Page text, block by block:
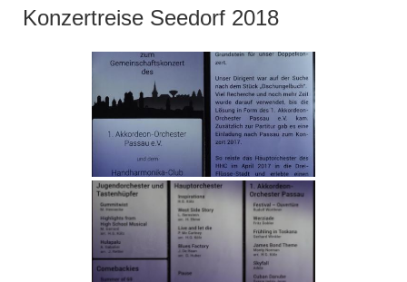
Konzertreise Seedorf 2018